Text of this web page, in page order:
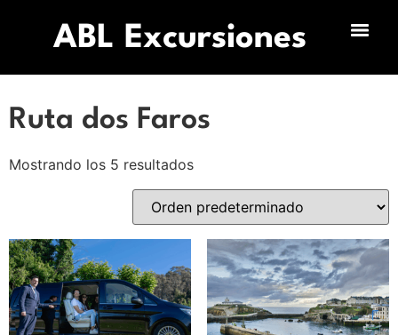
ABL Excursiones
Ruta dos Faros
Mostrando los 5 resultados